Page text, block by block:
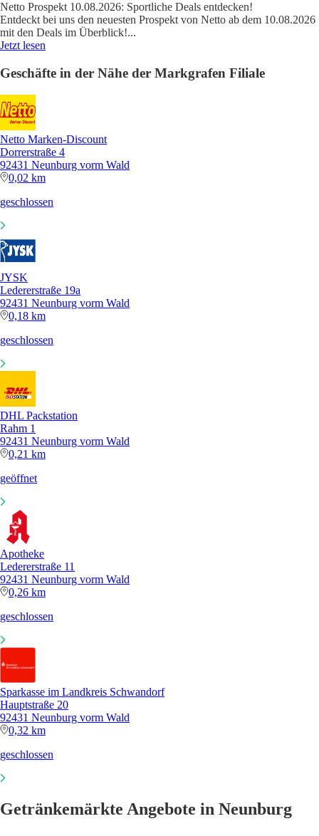
Netto Prospekt 10.08.2026: Sportliche Deals entdecken!
Entdeckt bei uns den neuesten Prospekt von Netto ab dem 10.08.2026
mit den Deals im Überblick!...
Jetzt lesen
Geschäfte in der Nähe der Markgrafen Filiale
Netto Marken-Discount
Dorrerstraße 4
92431 Neunburg vorm Wald
0,02 km
geschlossen
JYSK
Ledererstraße 19a
92431 Neunburg vorm Wald
0,18 km
geschlossen
DHL Packstation
Rahm 1
92431 Neunburg vorm Wald
0,21 km
geöffnet
Apotheke
Ledererstraße 11
92431 Neunburg vorm Wald
0,26 km
geschlossen
Sparkasse im Landkreis Schwandorf
Hauptstraße 20
92431 Neunburg vorm Wald
0,32 km
geschlossen
Getränkemärkte Angebote in Neunburg